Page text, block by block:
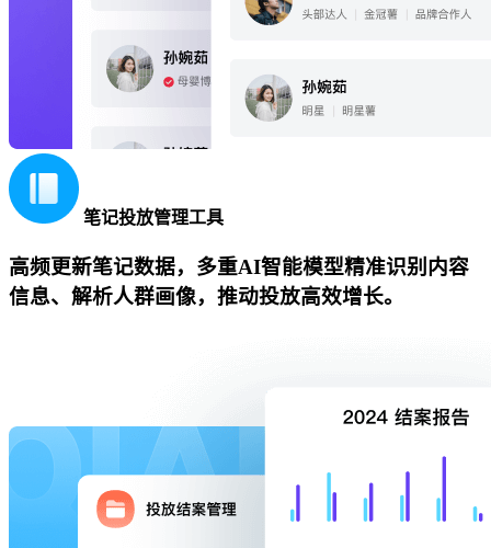
笔记投放管理工具
高频更新笔记数据，多重AI智能模型精准识别内容
信息、解析人群画像，推动投放高效增长。